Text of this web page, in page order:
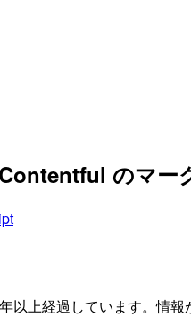
のマー
以上経過しています。情